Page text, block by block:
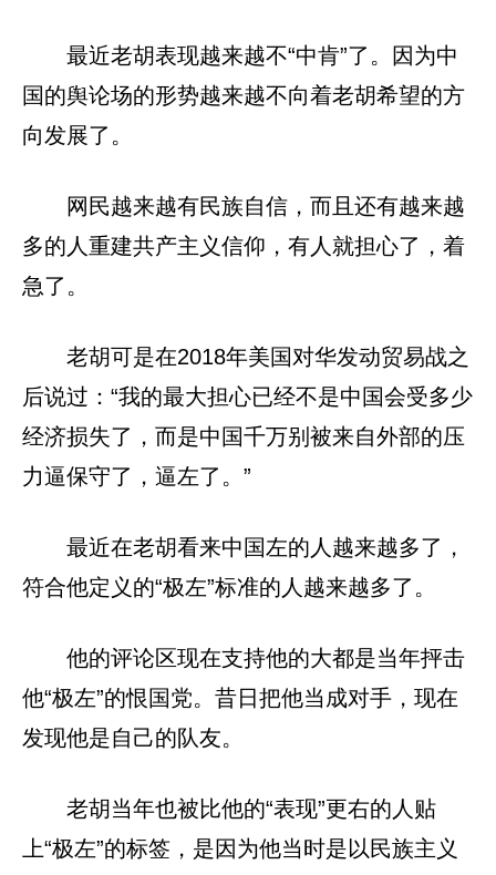
最近老胡表现越来越不“中肯”了。因为中
国的舆论场的形势越来越不向着老胡希望的方
向发展了。
网民越来越有民族自信，而且还有越来越
多的人重建共产主义信仰，有人就担心了，着
急了。
老胡可是在2018年美国对华发动贸易战之
后说过：“我的最大担心已经不是中国会受多少
经济损失了，而是中国千万别被来自外部的压
力逼保守了，逼左了。”
最近在老胡看来中国左的人越来越多了，
符合他定义的“极左”标准的人越来越多了。
他的评论区现在支持他的大都是当年抨击
他“极左”的恨国党。昔日把他当成对手，现在
发现他是自己的队友。
老胡当年也被比他的“表现”更右的人贴
上“极左”的标签，是因为他当时是以民族主义